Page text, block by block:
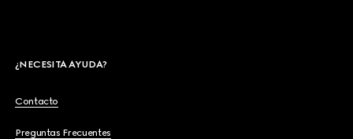
¿NECESITA AYUDA?
Contacto
Preguntas Frecuentes